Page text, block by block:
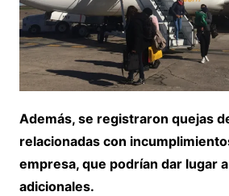
Además, se registraron quejas
relacionadas con
empresa, que podrían dar lugar
adicionales.